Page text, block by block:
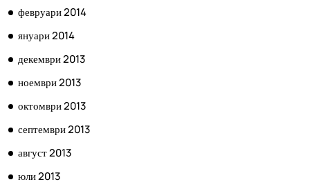
февруари 2014
януари 2014
декември 2013
ноември 2013
октомври 2013
септември 2013
август 2013
юли 2013